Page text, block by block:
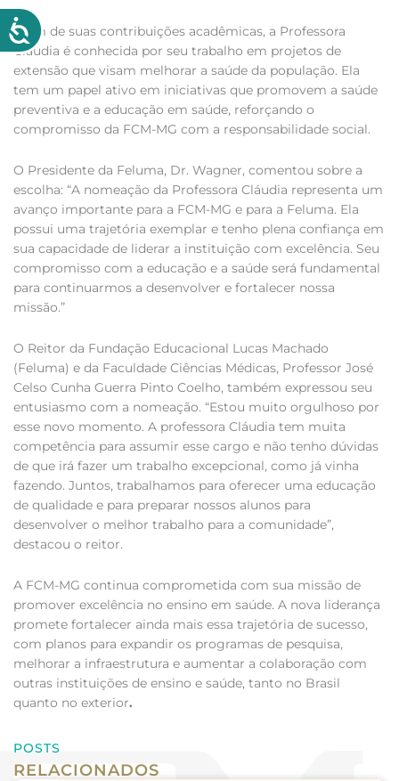
Além de suas contribuições acadêmicas, a Professora
Cláudia é conhecida por seu trabalho em projetos de
extensão que visam melhorar a saúde da população. Ela
tem um papel ativo em iniciativas que promovem a saúde
preventiva e a educação em saúde, reforçando o
compromisso da FCM-MG com a responsabilidade social.
O Presidente da Feluma, Dr. Wagner, comentou sobre a
escolha: “A nomeação da Professora Cláudia representa um
avanço importante para a FCM-MG e para a Feluma. Ela
possui uma trajetória exemplar e tenho plena confiança em
sua capacidade de liderar a instituição com excelência. Seu
compromisso com a educação e a saúde será fundamental
para continuarmos a desenvolver e fortalecer nossa
missão.”
O Reitor da Fundação Educacional Lucas Machado
(Feluma) e da Faculdade Ciências Médicas, Professor José
Celso Cunha Guerra Pinto Coelho, também expressou seu
entusiasmo com a nomeação. “Estou muito orgulhoso por
esse novo momento. A professora Cláudia tem muita
competência para assumir esse cargo e não tenho dúvidas
de que irá fazer um trabalho excepcional, como já vinha
fazendo. Juntos, trabalhamos para oferecer uma educação
de qualidade e para preparar nossos alunos para
desenvolver o melhor trabalho para a comunidade”,
destacou o reitor.
A FCM-MG continua comprometida com sua missão de
promover excelência no ensino em saúde. A nova liderança
promete fortalecer ainda mais essa trajetória de sucesso,
com planos para expandir os programas de pesquisa,
melhorar a infraestrutura e aumentar a colaboração com
outras instituições de ensino e saúde, tanto no Brasil
quanto no exterior.
POSTS
RELACIONADOS